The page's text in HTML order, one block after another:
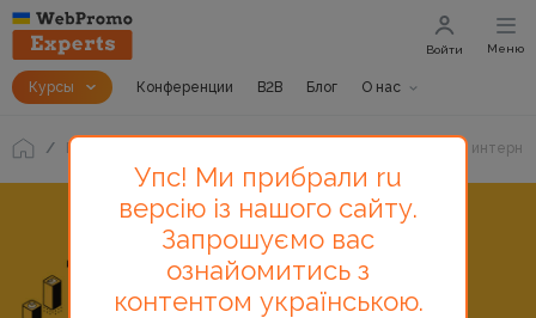
Курсы Конференции B2B Блог О нас
Войти Меню
Блог Тренды 2020. Обзор популярных инструментов
Упс! Ми прибрали ru
версію із нашого сайту.
Запрошуємо вас
ознайомитись з
контентом українською.